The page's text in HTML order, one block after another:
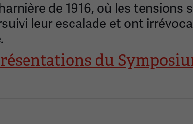
de 1916, où les
leur escalade et ont
du